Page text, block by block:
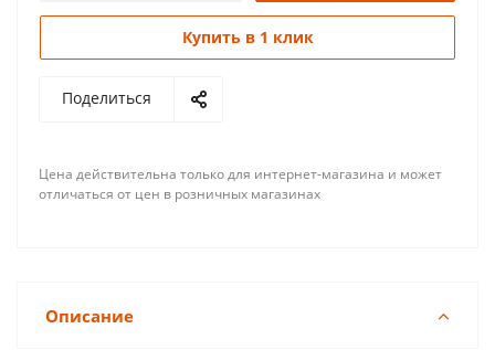
Купить в 1 клик
Поделиться
Цена действительна только для интернет-магазина и может
отличаться от цен в розничных магазинах
Описание